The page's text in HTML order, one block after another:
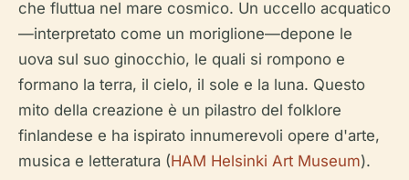
che fluttua nel mare cosmico. Un uccello acquatico
—interpretato come un moriglione—depone le
uova sul suo ginocchio, le quali si rompono e
formano la terra, il cielo, il sole e la luna. Questo
mito della creazione è un pilastro del folklore
finlandese e ha ispirato innumerevoli opere d'arte,
musica e letteratura (HAM Helsinki Art Museum).